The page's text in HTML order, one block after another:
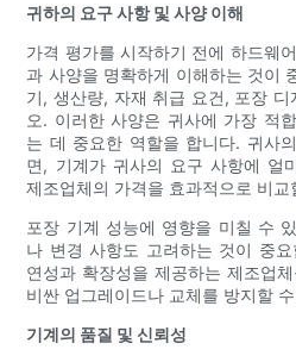
귀하의 요구 사항 및 사양 이해
가격 평가를 시작하기 전에 하드웨
과 사양을 명확하게 이해하는 것이
기, 생산량, 자재 취급 요건, 포장
오. 이러한 사양은 귀사에 가장 적
는 데 중요한 역할을 합니다. 귀사
면, 기계가 귀사의 요구 사항에 얼
제조업체의 가격을 효과적으로 비교
포장 기계 성능에 영향을 미칠 수
나 변경 사항도 고려하는 것이 중
연성과 확장성을 제공하는 제조업
비싼 업그레이드나 교체를 방지할
기계의 품질 및 신뢰성